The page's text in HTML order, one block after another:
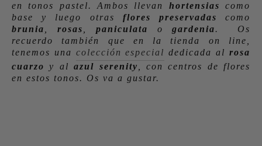
en tonos pastel. Ambos llevan hortensiascomo
base y luego otras flores preservadas
como
brunia
rosas paniculata ogardenia. Os
recuerdo también que en la tienda on line,
tenemos una colección especial dedicada al rosa
cuarzo y alazul serenity , con centros de flores
en estos tonos. Os va a gustar.